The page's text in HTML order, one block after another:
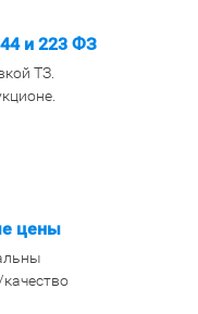
и 223 ФЗ
ТЗ.
цены